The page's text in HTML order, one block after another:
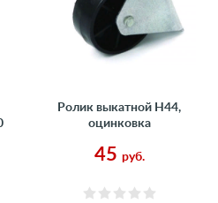
Ролик выкатной Н44,
оцинковка
45 руб.